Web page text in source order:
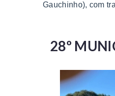
Gauchinho), com
28º